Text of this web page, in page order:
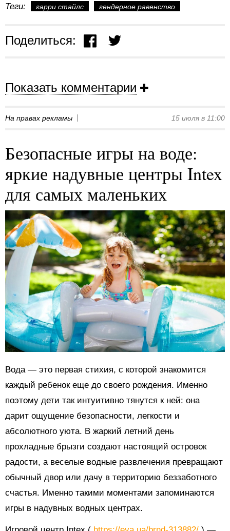
Теги: гарри стайлс гендерное равенство
Поделиться:
Показать комментарии
На правах рекламы 15 июля в 11:00
Безопасные игры на воде:
яркие надувные центры Intex
для самых маленьких
Вода — это первая стихия, с которой знакомится
каждый ребенок еще до своего рождения. Именно
поэтому дети так интуитивно тянутся к ней: она
дарит ощущение безопасности, легкости и
абсолютного уюта. В жаркий летний день
прохладные брызги создают настоящий островок
радости, а веселые водные развлечения превращают
обычный двор или дачу в территорию беззаботного
счастья. Именно такими моментами запоминаются
игры в надувных водных центрах.